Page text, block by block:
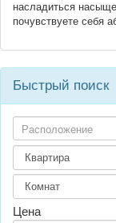
насладиться
почувствуете себя
Быстрый поиск
Расположение
Цена